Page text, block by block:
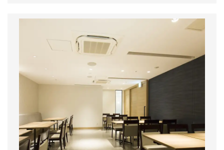
この店舗情報をシェアする
お席 | ＪＲ九州ステーションホテル小倉 鉄板・串焼き
八くら